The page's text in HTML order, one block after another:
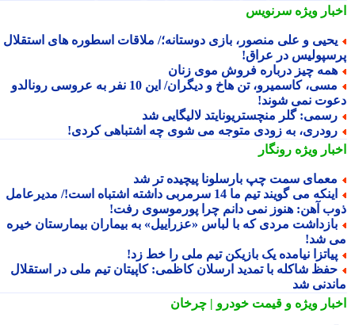
ویژهسرنویس
و علی منصور، بازی دوستانه؛/ ملاقات اسطوره های استقلال و
در عراق!
چیز درباره فروش موی زنان
مسی، کاسمیرو، تن هاخ و دیگران/ این 10 نفر به عروسی رونالدو
نمی شوند!
گلر منچستریونایتد لالیگایی شد
به زودی متوجه می شوی چه اشتباهی کردی!
ویژهرونگار
سمت چپ بارسلونا پیچیده تر شد
اینکه می گویند تیم ما 14 سرمربی داشته اشتباه است!/ مدیرعامل
آهن: هنوز نمی دانم چرا پورموسوی رفت!
مردی که با لباس «عزراییل» به بیماران بیمارستان خیره
شد!
نیامده یک بازیکن تیم ملی را خط زد!
شاکله با تمدید ارسلان کاظمی: کاپیتان تیم ملی در استقلال
شد
ویژهو قیمت خودرو | چرخان